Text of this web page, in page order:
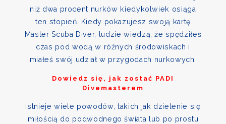
niż dwa procent nurków kiedykolwiek osiąga
ten stopień. Kiedy pokazujesz swoją kartę
Master Scuba Diver, ludzie wiedzą, że spędziłeś
czas pod wodą w różnych środowiskach i
miałeś swój udział w przygodach nurkowych.
Dowiedz się, jak zostać PADI
Divemasterem
Istnieje wiele powodów, takich jak dzielenie się
miłością do podwodnego świata lub po prostu